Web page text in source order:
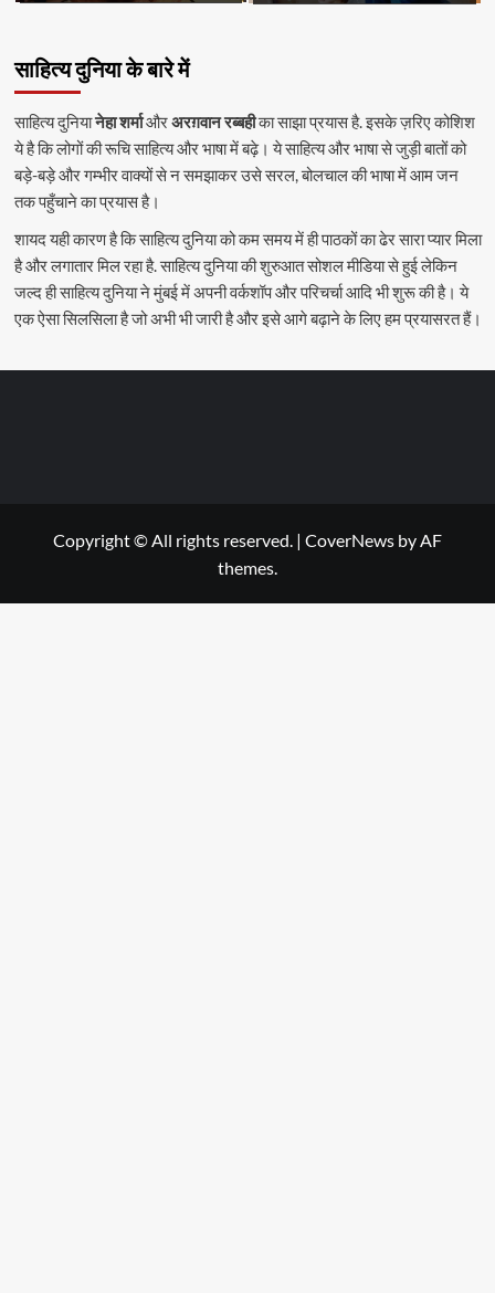
साहित्य दुनिया के बारे में
साहित्य दुनियानेहा शर्माऔरअरग़वान रब्बहीका साझा प्रयास है. इसके ज़रिए कोशिश
ये है कि लोगों की रूचि साहित्य और भाषा में बढ़े। ये साहित्य और भाषा से जुड़ी बातों को
बड़े-बड़े और गम्भीर वाक्यों से न समझाकर उसे सरल, बोलचाल की भाषा में आम जन
तक पहुँचाने का प्रयास है।
शायद यही कारण है कि साहित्य दुनिया को कम समय में ही पाठकों का ढेर सारा प्यार मिला
है और लगातार मिल रहा है. साहित्य दुनिया की शुरुआत सोशल मीडिया से हुई लेकिन
जल्द ही साहित्य दुनिया ने मुंबई में अपनी वर्कशॉप और परिचर्चा आदि भी शुरू की है। ये
एक ऐसा सिलसिला है जो अभी भी जारी है और इसे आगे बढ़ाने के लिए हम प्रयासरत हैं।
Copyright © All rights reserved. | CoverNews by AF
themes.